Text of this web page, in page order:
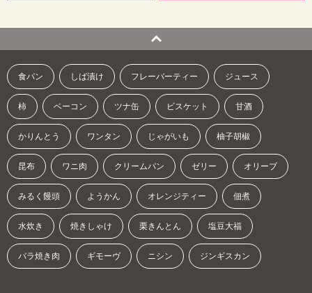
食パン しば漬け フレーバーティー ジュース
柿 ベーコン ツナ缶 ビスケット 甘酒
かりんとう ワンタン じゃがいも 柚子胡椒
昆布 ワニ肉 クリームパン ゼリー オリーブ
みるく饅頭 ようかん オレンジティー 佃煮
水炊き 焼きしゃけ 栗きんとん 塩豆大福
バラ焼き肉 ギモーヴ ニシン ジンギスカン